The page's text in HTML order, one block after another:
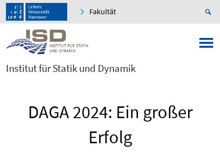
Fakultät
Institut für Statik und Dynamik
DAGA 2024: Ein großer
Erfolg